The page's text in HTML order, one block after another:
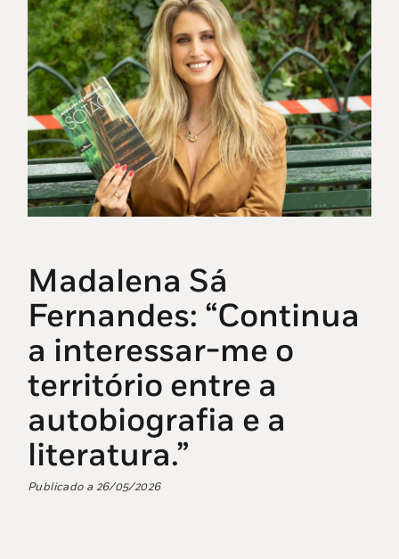
Madalena Sá
Fernandes: “Continua
a interessar-me o
território entre a
autobiografia e a
literatura.”
Publicado a 26/05/2026